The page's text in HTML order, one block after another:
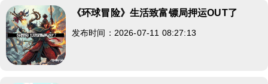
《环球冒险》生活致富镖局押运OUT了
发布时间：2026-07-11 08:27:13